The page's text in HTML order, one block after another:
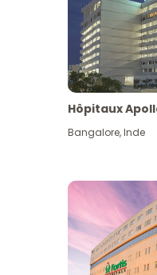
Hôpitaux
Bangalore,Inde